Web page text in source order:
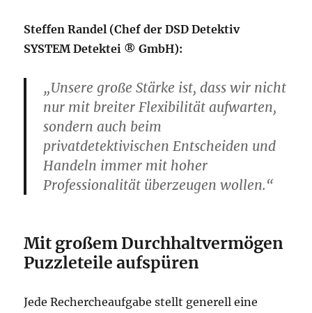
Steffen Randel (Chef der DSD Detektiv
SYSTEM Detektei ® GmbH):
„Unsere große Stärke ist, dass wir nicht
nur mit breiter Flexibilität aufwarten,
sondern auch beim
privatdetektivischen Entscheiden und
Handeln immer mit hoher
Professionalität überzeugen wollen.“
Mit großem Durchhaltvermögen
Puzzleteile aufspüren
Jede Rechercheaufgabe stellt generell eine